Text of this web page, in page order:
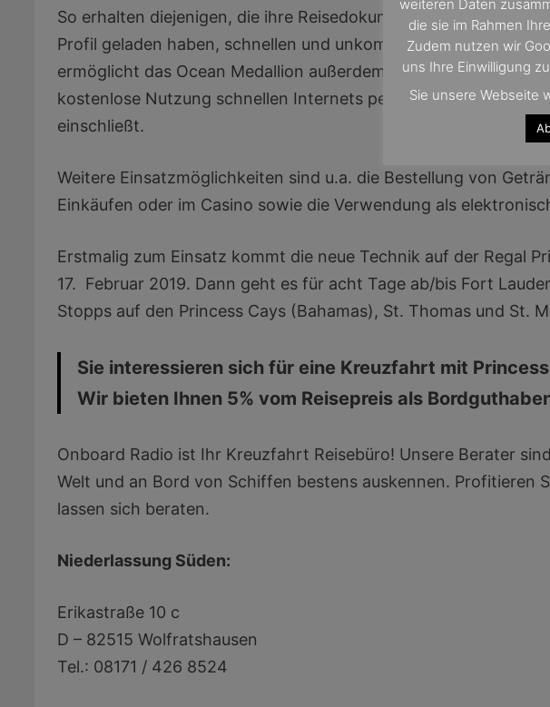
So erhalten diejenigen, die ihre Reisedokumente bereits im
Profil geladen haben, schnellen und unkomplizierten Zugang
ermöglicht das Ocean Medallion außerdem den schlüssellosen
kostenlose Nutzung schnellen Internets per lückenlosem
einschließt.
Weitere Einsatzmöglichkeiten sind u.a. die Bestellung von
Einkäufen oder im Casino sowie die Verwendung als
Erstmalig zum Einsatz kommt die neue Technik auf der Regal
17. Februar 2019. Dann geht es für acht Tage ab/bis Fort
Stopps auf den Princess Cays (Bahamas), St. Thomas und St.
Sie interessieren sich für eine Kreuzfahrt mit
Wir bieten Ihnen 5% vom Reisepreis als
Onboard Radio ist Ihr Kreuzfahrt Reisebüro! Unsere Berater
Welt und an Bord von Schiffen bestens auskennen. Profitieren
lassen sich beraten.
Niederlassung Süden:
Erikastraße 10 c
D – 82515 Wolfratshausen
Tel.: 08171 / 426 8524
weiteren Daten
die sie im Rahmen
Zudem nutzen wir
uns Ihre Einwilligung
Sie unsere Webseite